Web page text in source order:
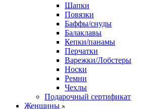
Шапки
Повязки
Баффы/снуды
Балаклавы
Кепки/панамы
Перчатки
Варежки/Лобстеры
Носки
Ремни
Чехлы
Подарочный сертификат
Женщины